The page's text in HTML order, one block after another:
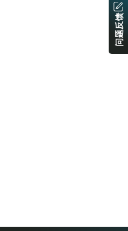
问题反馈